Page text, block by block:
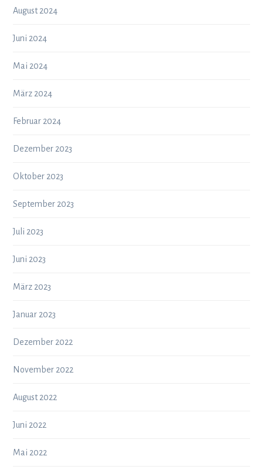
August 2024
Juni 2024
Mai 2024
März 2024
Februar 2024
Dezember 2023
Oktober 2023
September 2023
Juli 2023
Juni 2023
März 2023
Januar 2023
Dezember 2022
November 2022
August 2022
Juni 2022
Mai 2022